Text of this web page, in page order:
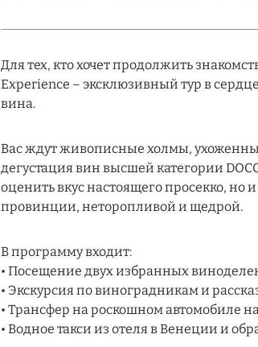
Для тех, кто хочет продолжить
Experience – эксклюзивный тур в
вина.
Вас ждут живописные холмы,
дегустация вин высшей категории
оценить вкус настоящего просекко, но
провинции, неторопливой и щедрой.
В программу входит:
• Посещение двух избранных
• Экскурсия по виноградникам и
• Трансфер на роскошном автомобиле
• Водное такси из отеля в Венеции и